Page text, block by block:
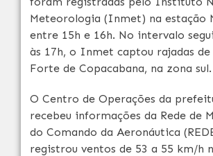
Meteorologia (Inmet) na estação
entre 15h e 16h. No intervalo
às 17h, o Inmet captou rajadas
Forte de Copacabana, na zona sul.
O Centro de Operações da
recebeu informações da Rede de
do Comando da Aeronáutica
registrou ventos de 53 a 55 km/h